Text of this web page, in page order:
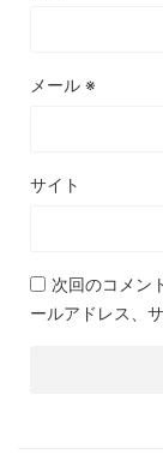
メール ※
サイト
次回のコメン
ールアドレス、